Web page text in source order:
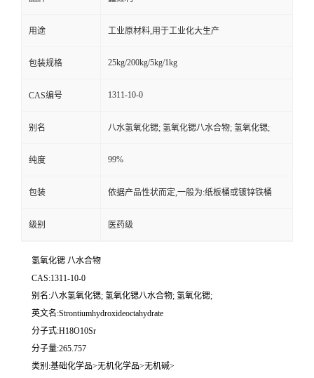
用途 工业原材料,用于工业化大生产
包装规格 25kg/200kg/5kg/1kg
CAS编号 1311-10-0
别名 八水氢氧化锶; 氢氧化锶八水合物; 氢氧化锶;
纯度 99%
包装 依据产品性状而定,一般为:纸板桶或镀锌铁桶
级别 医药级
氢氧化锶 八水合物
CAS:1311-10-0
别名:八水氢氧化锶; 氢氧化锶八水合物; 氢氧化锶;
英文名:Strontiumhydroxideoctahydrate
分子式:H18O10Sr
分子量:265.757
类别:基础化学品>无机化学品>无机碱>